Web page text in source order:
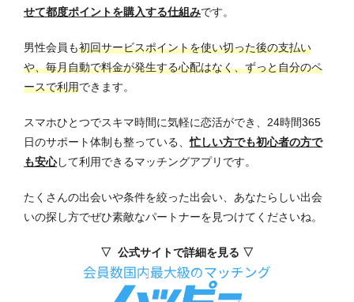
せて都度ポイントを購入する仕組みです。
男性会員も初回サービスポイントを使い切った後の支払い
や、毎月自動で料金が発生する心配はなく、ずっと自分のペ
ースで利用できます。
スマホひとつでスキマ時間に気軽に恋活ができ、24時間365
日のサポート体制も整っている、忙しい方でも初心者の方で
も安心して利用できるマッチングアプリです。
たくさんの出会いや条件を絞った出会い、あなたらしい出会
いの探し方でぜひ素敵なパートナーを見つけてくださいね。
▽ 公式サイトで詳細を見る ▽